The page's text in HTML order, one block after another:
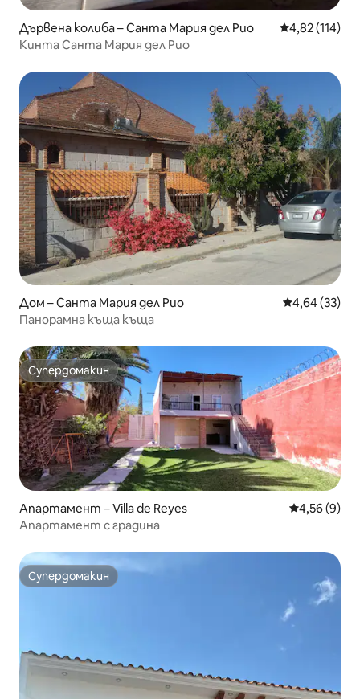
Дървена колиба – Санта Мария дел Рио Средна
4,82 (114)
Кинта Санта Мария дел Рио
Дом – Санта Мария дел Рио Средна
4,64 (33)
Панорамна къща къща
Супердомакин
Супердомакин
Апартамент – Villa de Reyes Средна
4,56 (9)
Апартамент с градина
Супердомакин
Супердомакин